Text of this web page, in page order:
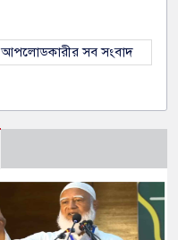
আপলোডকারীর সব সংবাদ